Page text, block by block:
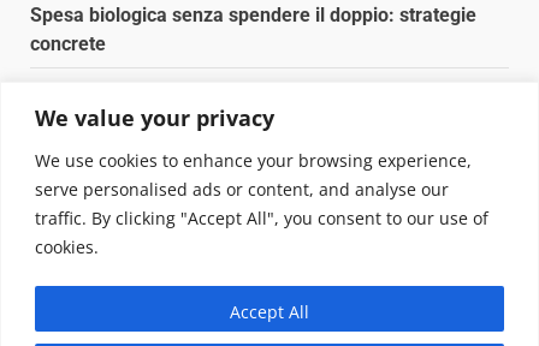
We value your privacy
We use cookies to enhance your browsing experience,
serve personalised ads or content, and analyse our
traffic. By clicking "Accept All", you consent to our use of
cookies.
Accept All
Spesa biologica senza spendere il doppio: strategie
concrete
Pulizia naturale della casa: 3 ingredienti che
sostituiscono 10 prodotti chimici
Copyright © 2025 Biopianeta.it proprietà di Jws Media
Questo blog non è una testata giornalistica, in quanto
viene aggiornato senza alcuna periodicità. Non può